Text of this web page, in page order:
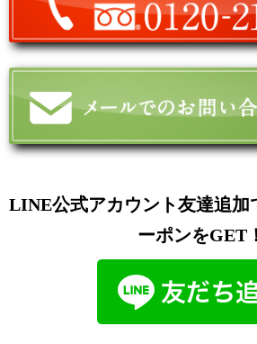
LINE公式アカウント友達追加
ーポンをGET！